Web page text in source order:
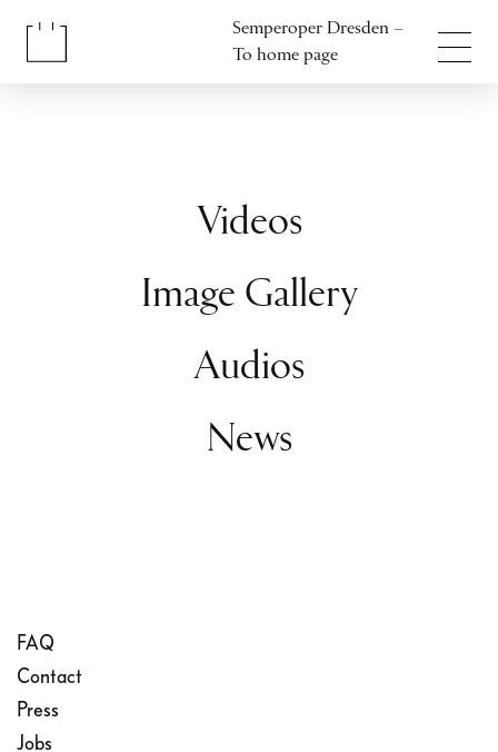
Semperoper Dresden –
To home page
Videos
Image Gallery
Audios
News
FAQ
Contact
Press
Jobs